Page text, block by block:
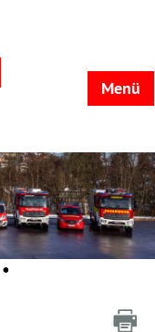
Menü